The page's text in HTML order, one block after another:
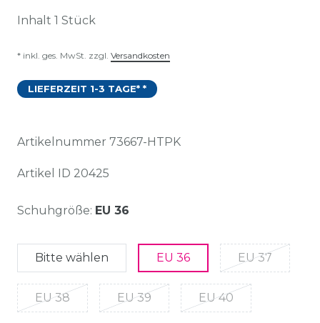
Inhalt 1 Stück
* inkl. ges. MwSt. zzgl. Versandkosten
LIEFERZEIT 1-3 TAGE* *
Artikelnummer 73667-HTPK
Artikel ID 20425
Schuhgröße: EU 36
Bitte wählen EU 36 EU 37
EU 38 EU 39 EU 40